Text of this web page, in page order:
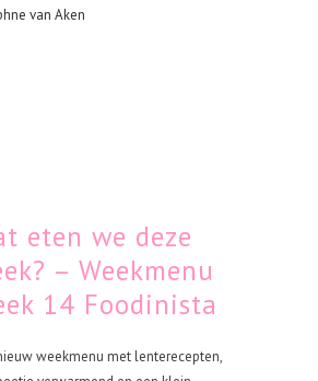
van Aken
eten we deze
– Weekmenu
14 Foodinista
weekmenu met lenterecepten,